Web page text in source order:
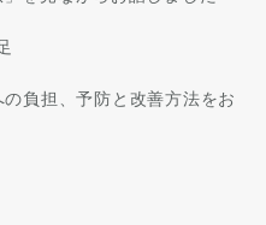
負担、予防と改善方法をお